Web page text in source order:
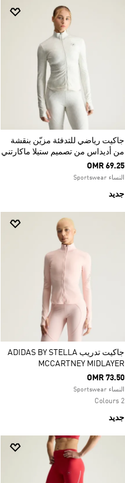
جاكيت رياضي للتدفئة مزيّن بنقشة
من أديداس من تصميم ستيلا ماكارتني
OMR 69.25
النساء Sportswear
جديد
جاكيت تدريب ADIDAS BY STELLA
MCCARTNEY MIDLAYER
OMR 73.50
النساء Sportswear
2 Colours
جديد